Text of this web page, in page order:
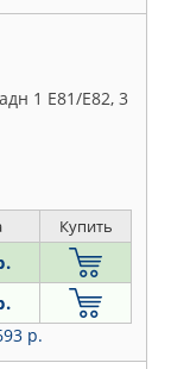
1 E81/E82, 3
Купить
р.